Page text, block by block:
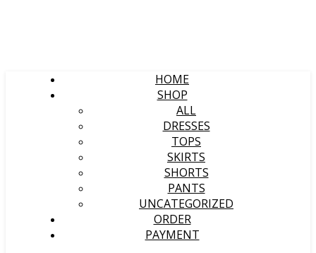
HOME
SHOP
ALL
DRESSES
TOPS
SKIRTS
SHORTS
PANTS
UNCATEGORIZED
ORDER
PAYMENT